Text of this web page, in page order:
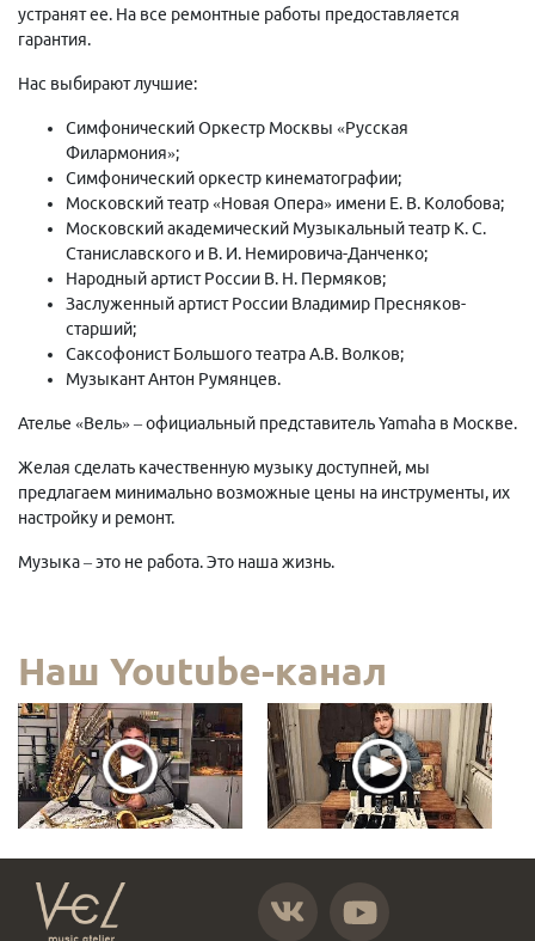
устранят ее. На все ремонтные работы предоставляется
гарантия.
Нас выбирают лучшие:
Симфонический Оркестр Москвы «Русская
Филармония»;
Симфонический оркестр кинематографии;
Московский театр «Новая Опера» имени Е. В. Колобова;
Московский академический Музыкальный театр К. С.
Станиславского и В. И. Немировича-Данченко;
Народный артист России В. Н. Пермяков;
Заслуженный артист России Владимир Пресняков-
старший;
Саксофонист Большого театра А.В. Волков;
Музыкант Антон Румянцев.
Ателье «Вель» – официальный представитель Yamaha в Москве.
Желая сделать качественную музыку доступней, мы
предлагаем минимально возможные цены на инструменты, их
настройку и ремонт.
Музыка – это не работа. Это наша жизнь.
Наш Youtube-канал